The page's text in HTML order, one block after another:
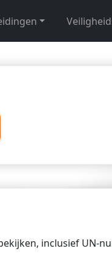
inclusief UN-